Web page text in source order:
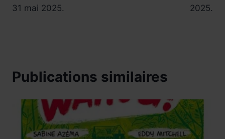
31 mai 2025.
2025.
Publications similaires